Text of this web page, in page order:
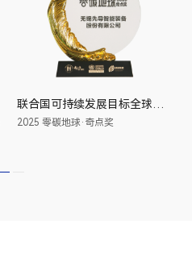
2025 零碳地球·奇点奖